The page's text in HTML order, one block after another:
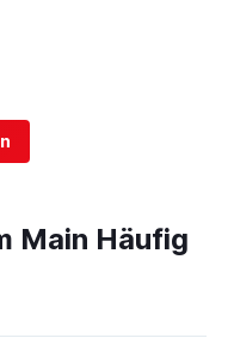
es einen viel
Sandwich -
Und
Premiumairline.
Main Häufig